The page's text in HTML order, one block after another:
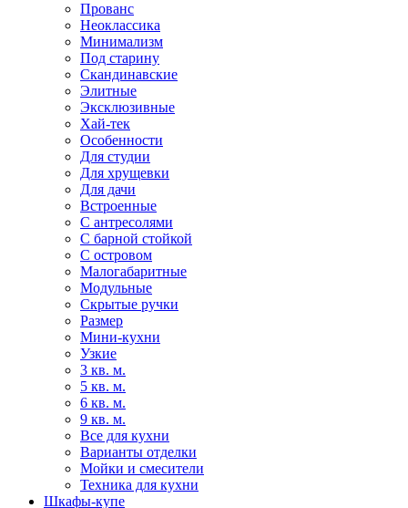
Прованс
Неоклассика
Минимализм
Под старину
Скандинавские
Элитные
Эксклюзивные
Хай-тек
Особенности
Для студии
Для хрущевки
Для дачи
Встроенные
С антресолями
С барной стойкой
С островом
Малогабаритные
Модульные
Скрытые ручки
Размер
Мини-кухни
Узкие
3 кв. м.
5 кв. м.
6 кв. м.
9 кв. м.
Все для кухни
Варианты отделки
Мойки и смесители
Техника для кухни
Шкафы-купе